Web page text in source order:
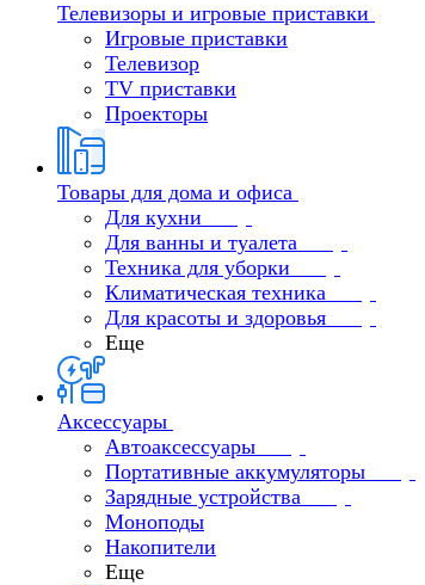
Телевизоры и игровые приставки
Игровые приставки
Телевизор
TV приставки
Проекторы
Товары для дома и офиса
Для кухни
Для ванны и туалета
Техника для уборки
Климатическая техника
Для красоты и здоровья
Еще
Аксессуары
Автоаксессуары
Портативные аккумуляторы
Зарядные устройства
Моноподы
Накопители
Еще